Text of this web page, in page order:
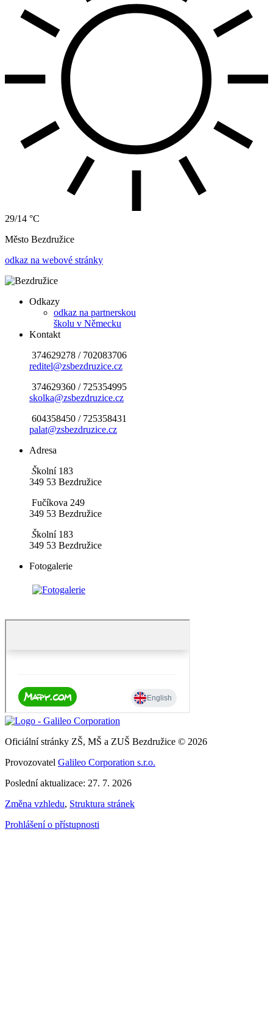
29/14 °C
Město Bezdružice
odkaz na webové stránky
Odkazy
odkaz na partnerskou
školu v Německu
Kontakt
374629278 / 702083706
reditel@zsbezdruzice.cz
374629360 / 725354995
skolka@zsbezdruzice.cz
604358450 / 725358431
palat@zsbezdruzice.cz
Adresa
Školní 183
349 53 Bezdružice
Fučíkova 249
349 53 Bezdružice
Školní 183
349 53 Bezdružice
Fotogalerie
Oficiální stránky ZŠ, MŠ a ZUŠ Bezdružice © 2026
Provozovatel Galileo Corporation s.r.o.
Poslední aktualizace: 27. 7. 2026
Změna vzhledu, Struktura stránek
Prohlášení o přístupnosti